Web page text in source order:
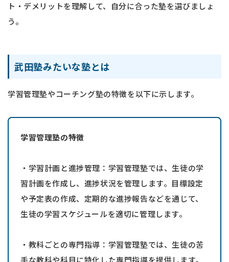
ト・デメリットを理解して、自分に合った塾を選びましょ
う。
武田塾みたいな塾とは
学習管理塾やコーチング塾の特徴を以下に示します。
学習管理塾の特徴
・学習計画と進捗管理：学習管理塾では、生徒の学
習計画を作成し、進捗状況を管理します。目標設定
や予定表の作成、定期的な進捗報告などを通じて、
生徒の学習スケジュールを適切に管理します。
・教科ごとの専門指導：学習管理塾では、生徒の苦
手な教科や科目に特化した専門指導を提供します。